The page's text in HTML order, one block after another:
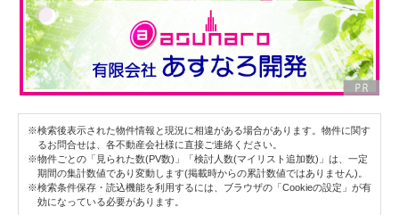
※検索後表示された物件情報と現況に相違がある場合があります。物件に関す
るお問合せは、各不動産会社様に直接ご連絡ください。
※物件ごとの「見られた数(PV数)」「検討人数(マイリスト追加数)」は、一定
期間の集計数値であり変動します(掲載時からの累計数値ではありません)。
※検索条件保存・読込機能を利用するには、ブラウザの「Cookieの設定」が有
効になっている必要があります。